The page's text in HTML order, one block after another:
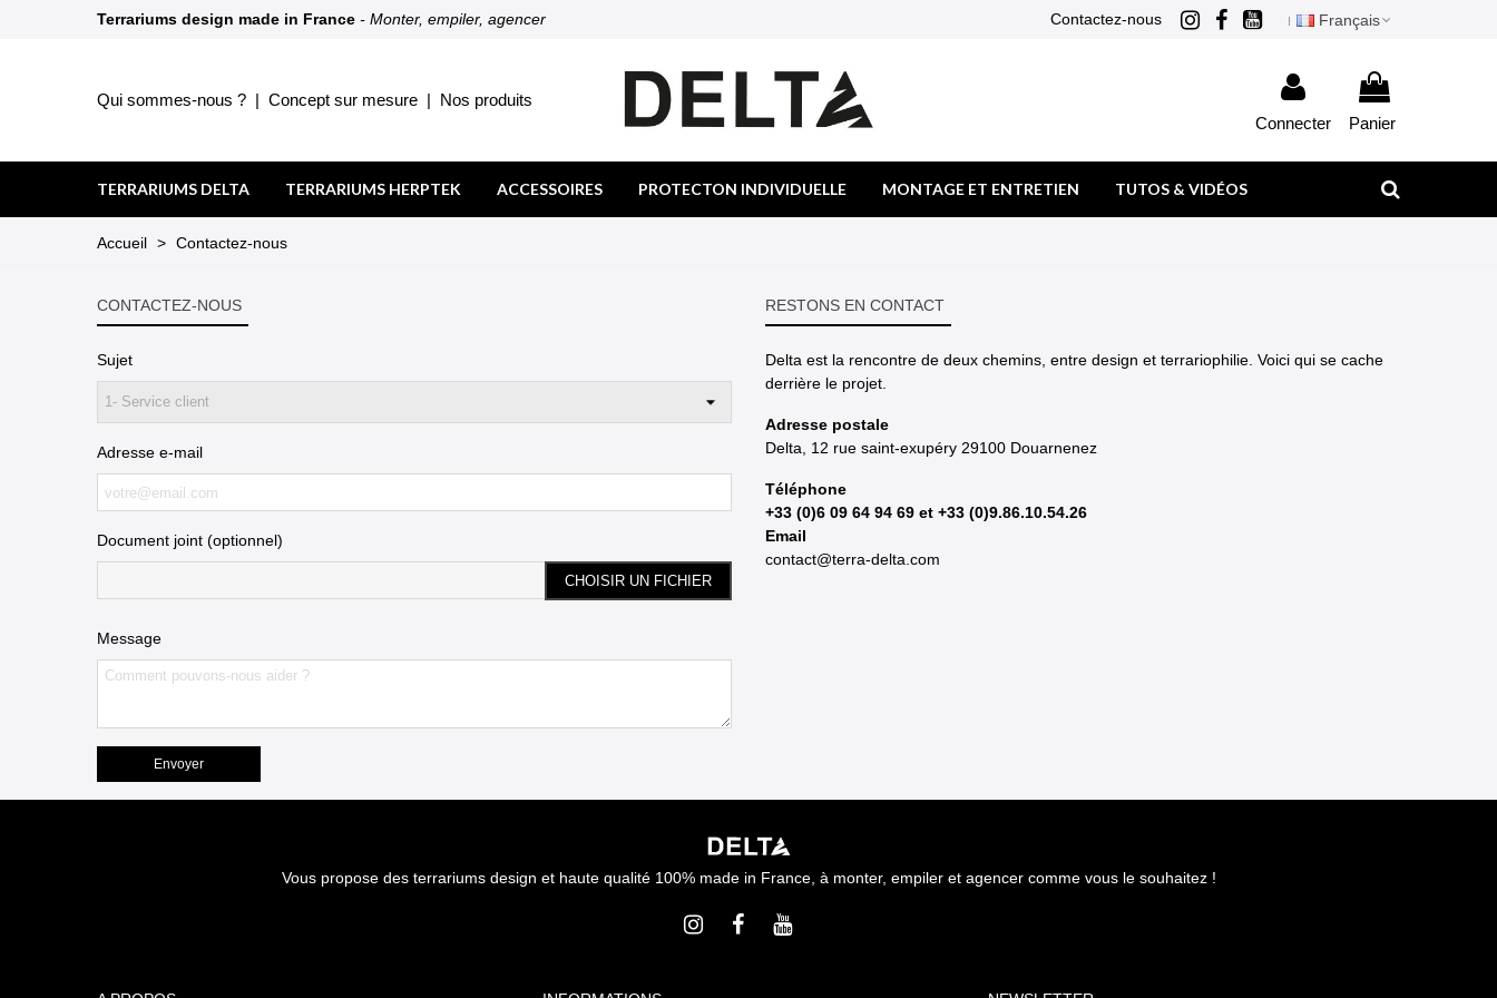
Terrariums design made in France - Monter, empiler, agencer Contactez-nous Français
Qui sommes-nous ? | Concept sur mesure | Nos produits
Connecter
Panier
TERRARIUMS DELTA TERRARIUMS HERPTEK ACCESSOIRES PROTECTON INDIVIDUELLE MONTAGE ET ENTRETIEN TUTOS & VIDÉOS
Accueil > Contactez-nous
CONTACTEZ-NOUS
Sujet
Adresse e-mail
Document joint (optionnel)
CHOISIR UN FICHIER
Message
RESTONS EN CONTACT
Delta est la rencontre de deux chemins, entre design et terrariophilie. Voici qui se cache
derrière le projet.
Adresse postale
Delta, 12 rue saint-exupéry 29100 Douarnenez
Téléphone
+33 (0)6 09 64 94 69 et +33 (0)9.86.10.54.26
Email
contact@terra-delta.com
Vous propose des terrariums design et haute qualité 100% made in France, à monter, empiler et agencer comme vous le souhaitez !